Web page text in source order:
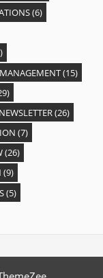
(6)
(15)
NEWSLETTER(26)
(7)
(26)
(9)
(5)